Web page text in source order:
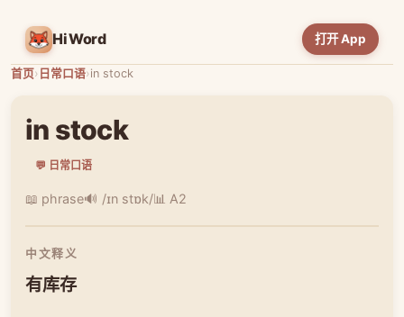
HiWord 打开 App
首页› 日常口语›in stock
in stock
💬 日常口语
📖 phrase🔊 /ɪn stɒk/📊 A2
中文释义
有库存